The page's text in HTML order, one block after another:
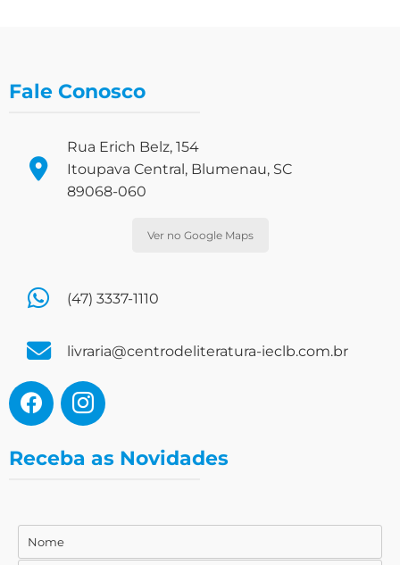
Fale Conosco
Rua Erich Belz, 154
Itoupava Central, Blumenau, SC
89068-060
Ver no Google Maps
(47) 3337-1110
livraria@centrodeliteratura-ieclb.com.br
Receba as Novidades
Nome
Nome